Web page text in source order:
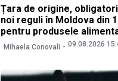
Țara de origine,
noi reguli în Moldova din
pentru produsele
Mihaela Conovali 09.08.2026